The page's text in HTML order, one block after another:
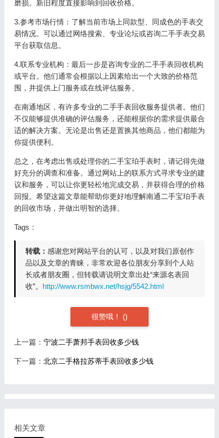
磨损。新旧程度直接影响到回收价格。
3.参考市场行情：了解当前市场上同款型、同成色的手表交
易情况。可以通过网络搜索、专业论坛或咨询二手手表交易
平台获取信息。
4.联系专业机构：最后一步是咨询专业的二手手表回收机构
或平台。他们通常会根据以上因素给出一个大致的价格范
围，并提供上门服务或在线评估服务。
在南通地区，有许多专业的二手手表回收服务提供者。他们
不仅能够提供准确的评估服务，还能根据你的需求提供最合
适的解决方案。无论是出售还是置换其他商品，他们都能为
你提供便利。
总之，在考虑出售或处理你的二手宝珀手表时，请记得先做
好充分的调查和准备。通过网站上的联系方式寻求专业的建
议和服务，可以让你更轻松地完成交易，并获得合理的价格
回报。希望这篇文章能帮助你更好地理解南通二手宝珀手表
的回收市场，并做出明智的选择。
Tags：
转载： 感谢您对网站平台的认可，以及对我们原创作
品以及文章的青睐，非常欢迎各位朋友分享到个人站
长或者朋友圈，但转载请说明文章出处“来源名表回
收”。 http://www.rsmbwx.net/hsjg/5542.html
很赞哦！ ()
上一篇： 宁波二手萧邦手表回收多少钱
下一篇： 北京二手格拉苏蒂手表回收多少钱
相关文章